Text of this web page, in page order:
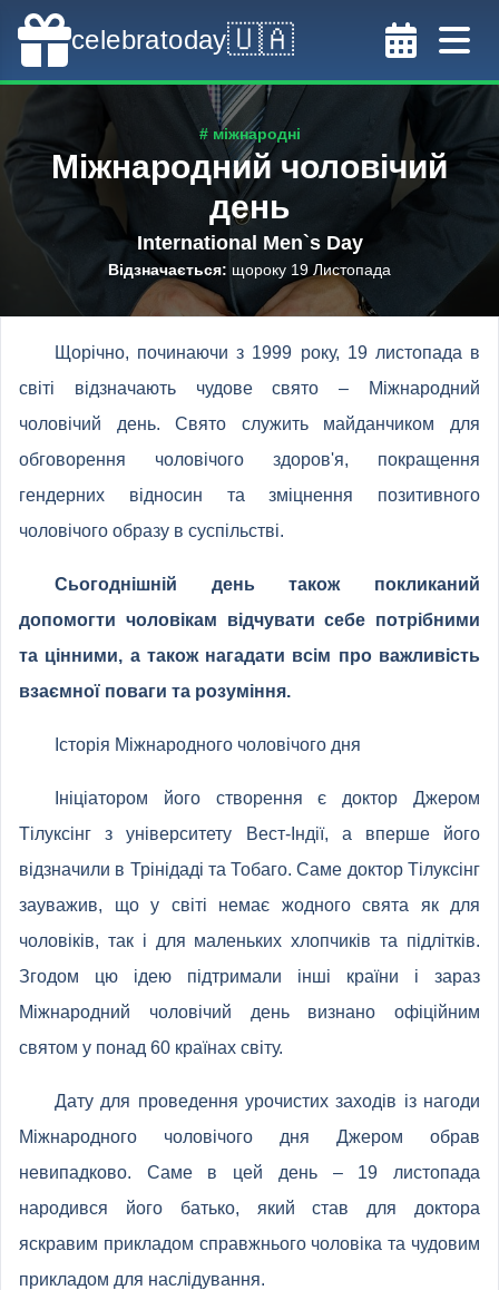
celebratoday🇺🇦
# міжнародні
Міжнародний чоловічий
день
International Men`s Day
Відзначається: щороку 19 Листопада
Щорічно, починаючи з 1999 року, 19 листопада в
світі відзначають чудове свято – Міжнародний
чоловічий день. Свято служить майданчиком для
обговорення чоловічого здоров'я, покращення
гендерних відносин та зміцнення позитивного
чоловічого образу в суспільстві.
Сьогоднішній день також покликаний
допомогти чоловікам відчувати себе потрібними
та цінними, а також нагадати всім про важливість
взаємної поваги та розуміння.
Історія Міжнародного чоловічого дня
Ініціатором його створення є доктор Джером
Тілуксінг з університету Вест-Індії, а вперше його
відзначили в Трінідаді та Тобаго. Саме доктор Тілуксінг
зауважив, що у світі немає жодного свята як для
чоловіків, так і для маленьких хлопчиків та підлітків.
Згодом цю ідею підтримали інші країни і зараз
Міжнародний чоловічий день визнано офіційним
святом у понад 60 країнах світу.
Дату для проведення урочистих заходів із нагоди
Міжнародного чоловічого дня Джером обрав
невипадково. Саме в цей день – 19 листопада
народився його батько, який став для доктора
яскравим прикладом справжнього чоловіка та чудовим
прикладом для наслідування.